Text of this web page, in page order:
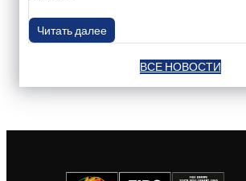
Читать далее
ВСЕ НОВОСТИ